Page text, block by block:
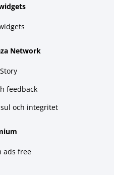
Network
feedback
och integritet
ads free